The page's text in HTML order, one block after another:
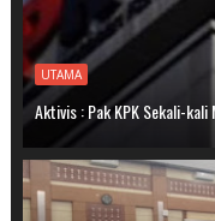
UTAMA
Aktivis : Pak KPK Sekali-kali